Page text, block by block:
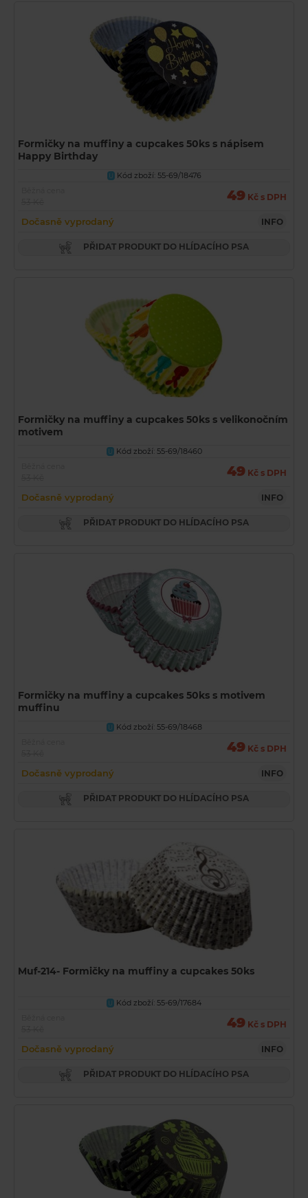
Formičky na muffiny a cupcakes 50ks s nápisem
Happy Birthday
U Kód zboží: 55-69/18476
49 Kč s DPH
Dočasně vyprodaný INFO
PŘIDAT PRODUKT DO HLÍDACÍHO PSA
Formičky na muffiny a cupcakes 50ks s velikonočním
motivem
U Kód zboží: 55-69/18460
49 Kč s DPH
Dočasně vyprodaný INFO
PŘIDAT PRODUKT DO HLÍDACÍHO PSA
Formičky na muffiny a cupcakes 50ks s motivem
muffinu
U Kód zboží: 55-69/18468
49 Kč s DPH
Dočasně vyprodaný INFO
PŘIDAT PRODUKT DO HLÍDACÍHO PSA
Muf-214- Formičky na muffiny a cupcakes 50ks
U
Kód zboží: 55-69/17684
49 Kč s DPH
Dočasně vyprodaný INFO
PŘIDAT PRODUKT DO HLÍDACÍHO PSA